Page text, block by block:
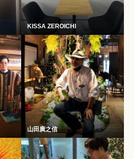
KISSA ZEROICHI
山田廣之信